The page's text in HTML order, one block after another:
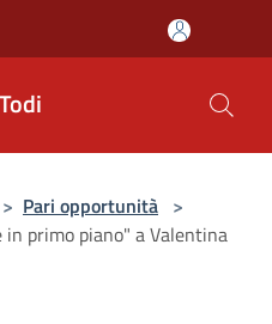
> Pari opportunità >
in primo piano" a Valentina